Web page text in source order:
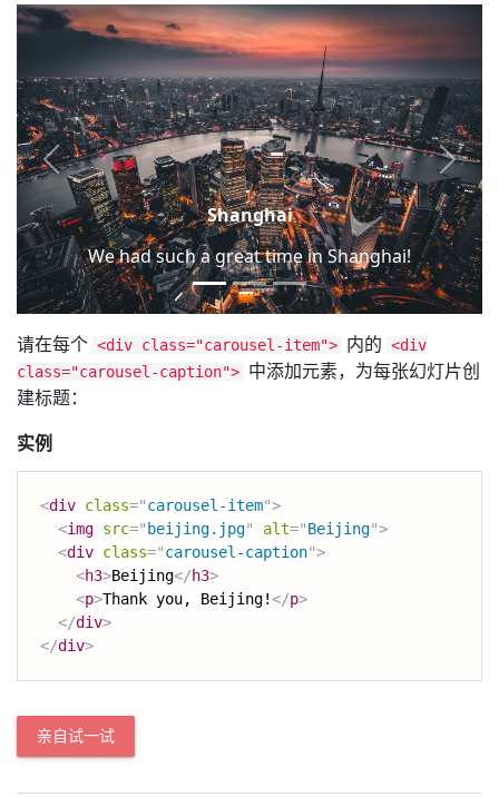
Shanghai
We had such a great time in Shanghai!
请在每个 <div class="carousel-item"> 内的 <div
class="carousel-caption"> 中添加元素，为每张幻灯片创
建标题：
实例
<div class="carousel-item">
<img src=" beijing.jpg" alt="Beijing">
<div class="carousel-caption">
<h3>Beijing</h3>
<p>Thank you, Beijing!</p>
</div>
</div>
亲自试一试